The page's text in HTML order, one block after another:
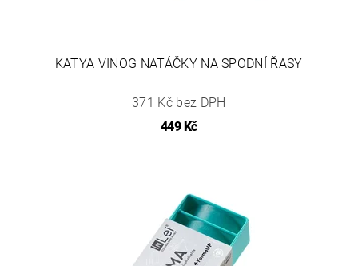
KATYA VINOG NATÁČKY NA SPODNÍ ŘASY
371 Kč bez DPH
449 Kč